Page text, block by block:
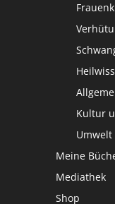
Kultur
Umwelt
Meine
Mediathek
Shop